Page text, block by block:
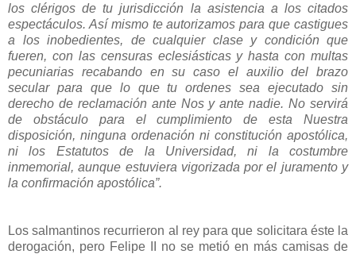
los clérigos de tu jurisdicción la asistencia a los citados
espectáculos. Así mismo te autorizamos para que castigues
a los inobedientes, de cualquier clase y condición que
fueren, con las censuras eclesiásticas y hasta con multas
pecuniarias recabando en su caso el auxilio del brazo
secular para que lo que tu ordenes sea ejecutado sin
derecho de reclamación ante Nos y ante nadie. No servirá
de obstáculo para el cumplimiento de esta Nuestra
disposición, ninguna ordenación ni constitución apostólica,
ni los Estatutos de la Universidad, ni la costumbre
inmemorial, aunque estuviera vigorizada por el juramento y
la confirmación apostólica”.
Los salmantinos recurrieron al rey para que solicitara éste la
derogación, pero Felipe II no se metió en más camisas de